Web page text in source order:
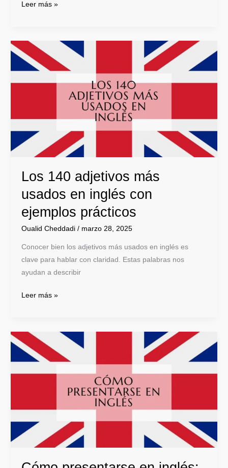
Leer más »
Los 140 adjetivos más
usados en inglés con
ejemplos prácticos
Oualid Cheddadi / marzo 28, 2025
Conocer bien los adjetivos más usados en inglés es
clave para hablar con claridad. Estas palabras nos
ayudan a describir
Los
140
adjetivos
más
con
ejemplos
Leer más »
Cómo
presentarse
en
inglés: